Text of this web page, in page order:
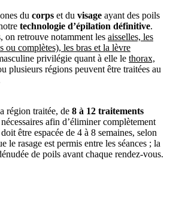
du corps et du visage ayant des poils
technologie d’épilation définitive.
on retrouve notamment les aisselles, les
ou complètes), les bras et la lèvre
privilégie quant à elle le thorax,
plusieurs régions peuvent être traitées au
région traitée, de 8 à 12 traitements
afin d’éliminer complètement
être espacée de 4 à 8 semaines, selon
le rasage est permis entre les séances ; la
de poils avant chaque rendez-vous.